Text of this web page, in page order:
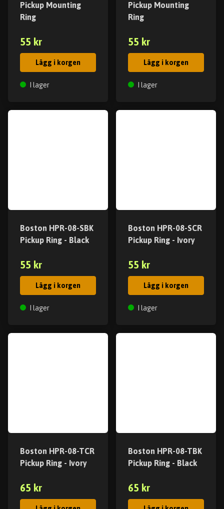
Pickup Mounting
Ring
55 kr
Lägg i korgen
I lager
Pickup Mounting
Ring
55 kr
Lägg i korgen
I lager
Boston HPR-08-SBK
Pickup Ring - Black
55 kr
Lägg i korgen
I lager
Boston HPR-08-SCR
Pickup Ring - Ivory
55 kr
Lägg i korgen
I lager
Boston HPR-08-TCR
Pickup Ring - Ivory
65 kr
Boston HPR-08-TBK
Pickup Ring - Black
65 kr